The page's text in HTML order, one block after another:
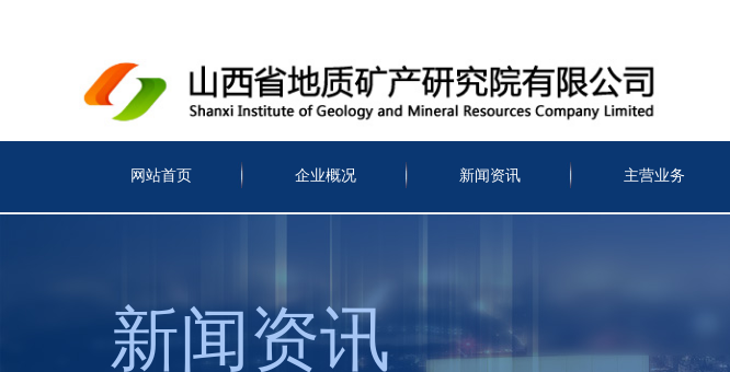
网站首页 企业概况 新闻资讯 主营业务
新闻资讯